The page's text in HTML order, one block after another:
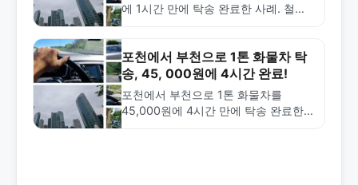
에 1시간 만에 탁송 완료한 사례. 철저
포천에서 부천으로 1톤 화물차 탁
송, 45, 000원에 4시간 완료!
포천에서 부천으로 1톤 화물차를
45,000원에 4시간 만에 탁송 완료한